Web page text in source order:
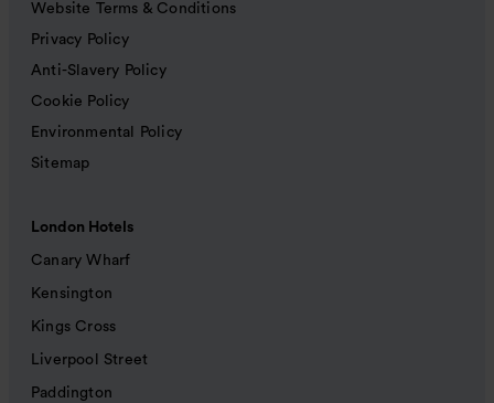
Website Terms & Conditions
Privacy Policy
Anti-Slavery Policy
Cookie Policy
Environmental Policy
Sitemap
London Hotels
Canary Wharf
Kensington
Kings Cross
Liverpool Street
Paddington